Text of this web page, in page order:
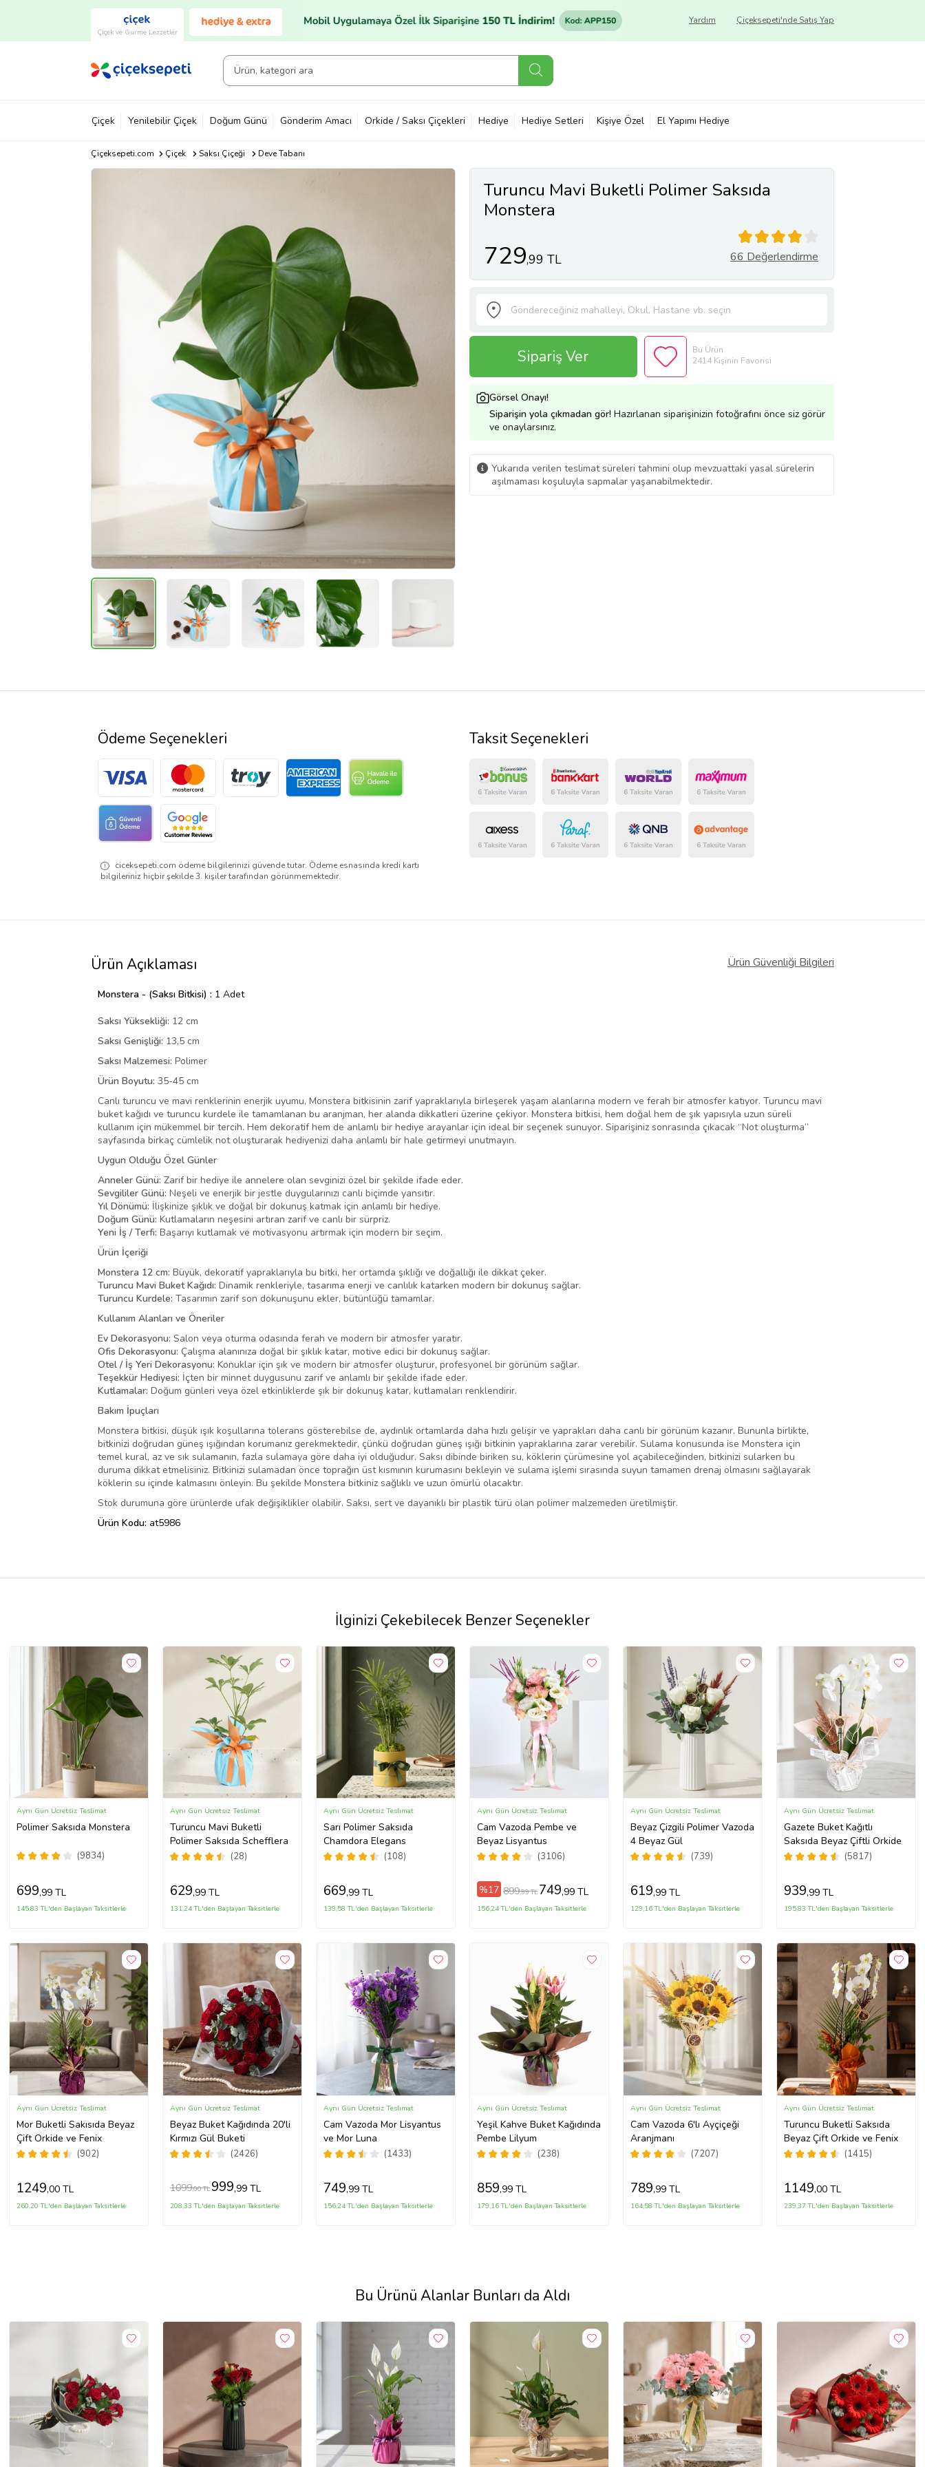
Çiçek ve Gurme Lezzetler
Çiçeksepeti'nde Satış Yap
Yardım
Çiçek Yenilebilir Çiçek Doğum Günü Gönderim Amacı Orkide / Saksı Çiçekleri Hediye Hediye Setleri Kişiye Özel El Yapımı Hediye
Çiçeksepeti.com Çiçek Saksı Çiçeği Deve Tabanı
Turuncu Mavi Buketli Polimer Saksıda
Monstera
729,99 TL 66 Değerlendirme
Sipariş Ver
Bu Ürün
2414 Kişinin Favorisi
Görsel Onayı!
Siparişin yola çıkmadan gör! Hazırlanan siparişinizin fotoğrafını önce siz görür
ve onaylarsınız.
Yukarıda verilen teslimat süreleri tahmini olup mevzuattaki yasal sürelerin
aşılmaması koşuluyla sapmalar yaşanabilmektedir.
Ödeme Seçenekleri
ciceksepeti.com ödeme bilgilerinizi güvende tutar. Ödeme esnasında kredi kartı
bilgileriniz hiçbir şekilde 3. kişiler tarafından görünmemektedir.
Taksit Seçenekleri
Ürün Açıklaması Ürün Güvenliği Bilgileri
Monstera - (Saksı Bitkisi) : 1 Adet
Saksı Yüksekliği: 12 cm
Saksı Genişliği: 13,5 cm
Saksı Malzemesi: Polimer
Ürün Boyutu: 35-45 cm
Canlı turuncu ve mavi renklerinin enerjik uyumu, Monstera bitkisinin zarif yapraklarıyla birleşerek yaşam alanlarına modern ve ferah bir atmosfer katıyor. Turuncu mavi
buket kağıdı ve turuncu kurdele ile tamamlanan bu aranjman, her alanda dikkatleri üzerine çekiyor. Monstera bitkisi, hem doğal hem de şık yapısıyla uzun süreli
kullanım için mükemmel bir tercih. Hem dekoratif hem de anlamlı bir hediye arayanlar için ideal bir seçenek sunuyor. Siparişiniz sonrasında çıkacak “Not oluşturma”
sayfasında birkaç cümlelik not oluşturarak hediyenizi daha anlamlı bir hale getirmeyi unutmayın.
Uygun Olduğu Özel Günler
Anneler Günü: Zarif bir hediye ile annelere olan sevginizi özel bir şekilde ifade eder.
Sevgililer Günü: Neşeli ve enerjik bir jestle duygularınızı canlı biçimde yansıtır.
Yıl Dönümü: İlişkinize şıklık ve doğal bir dokunuş katmak için anlamlı bir hediye.
Doğum Günü: Kutlamaların neşesini artıran zarif ve canlı bir sürpriz.
Yeni İş / Terfi: Başarıyı kutlamak ve motivasyonu artırmak için modern bir seçim.
Ürün İçeriği
Monstera 12 cm: Büyük, dekoratif yapraklarıyla bu bitki, her ortamda şıklığı ve doğallığı ile dikkat çeker.
Turuncu Mavi Buket Kağıdı: Dinamik renkleriyle, tasarıma enerji ve canlılık katarken modern bir dokunuş sağlar.
Turuncu Kurdele: Tasarımın zarif son dokunuşunu ekler, bütünlüğü tamamlar.
Kullanım Alanları ve Öneriler
Ev Dekorasyonu: Salon veya oturma odasında ferah ve modern bir atmosfer yaratır.
Ofis Dekorasyonu: Çalışma alanınıza doğal bir şıklık katar, motive edici bir dokunuş sağlar.
Otel / İş Yeri Dekorasyonu: Konuklar için şık ve modern bir atmosfer oluşturur, profesyonel bir görünüm sağlar.
Teşekkür Hediyesi: İçten bir minnet duygusunu zarif ve anlamlı bir şekilde ifade eder.
Kutlamalar: Doğum günleri veya özel etkinliklerde şık bir dokunuş katar, kutlamaları renklendirir.
Bakım İpuçları
Monstera bitkisi, düşük ışık koşullarına tolerans gösterebilse de, aydınlık ortamlarda daha hızlı gelişir ve yaprakları daha canlı bir görünüm kazanır. Bununla birlikte,
bitkinizi doğrudan güneş ışığından korumanız gerekmektedir, çünkü doğrudan güneş ışığı bitkinin yapraklarına zarar verebilir. Sulama konusunda ise Monstera için
temel kural, az ve sık sulamanın, fazla sulamaya göre daha iyi olduğudur. Saksı dibinde biriken su, köklerin çürümesine yol açabileceğinden, bitkinizi sularken bu
duruma dikkat etmelisiniz. Bitkinizi sulamadan önce toprağın üst kısmının kurumasını bekleyin ve sulama işlemi sırasında suyun tamamen drenaj olmasını sağlayarak
köklerin su içinde kalmasını önleyin. Bu şekilde Monstera bitkiniz sağlıklı ve uzun ömürlü olacaktır.
Stok durumuna göre ürünlerde ufak değişiklikler olabilir. Saksı, sert ve dayanıklı bir plastik türü olan polimer malzemeden üretilmiştir.
Ürün Kodu: at5986
İlginizi Çekebilecek Benzer Seçenekler
Polimer Saksıda Monstera
(9834)
Aynı Gün Ücretsiz Teslimat
699,99 TL
145,83 TL'den Başlayan Taksitlerle
Turuncu Mavi Buketli
Polimer Saksıda Schefflera
(28)
Aynı Gün Ücretsiz Teslimat
629,99 TL
131,24 TL'den Başlayan Taksitlerle
Sarı Polimer Saksıda
Chamdora Elegans
(108)
Aynı Gün Ücretsiz Teslimat
669,99 TL
139,58 TL'den Başlayan Taksitlerle
Cam Vazoda Pembe ve
Beyaz Lisyantus
(3106)
Aynı Gün Ücretsiz Teslimat
%17 899,99 TL 749,99 TL
156,24 TL'den Başlayan Taksitlerle
Beyaz Çizgili Polimer Vazoda
4 Beyaz Gül
(739)
Aynı Gün Ücretsiz Teslimat
619,99 TL
129,16 TL'den Başlayan Taksitlerle
Gazete Buket Kağıtlı
Saksıda Beyaz Çiftli Orkide
(5817)
Aynı Gün Ücretsiz Teslimat
939,99 TL
195,83 TL'den Başlayan Taksitlerle
Mor Buketli Sakısıda Beyaz
Çift Orkide ve Fenix
(902)
Aynı Gün Ücretsiz Teslimat
1249,00 TL
260,20 TL'den Başlayan Taksitlerle
Beyaz Buket Kağıdında 20'li
Kırmızı Gül Buketi
(2426)
Aynı Gün Ücretsiz Teslimat
1099,00 TL 999,99 TL
208,33 TL'den Başlayan Taksitlerle
Cam Vazoda Mor Lisyantus
ve Mor Luna
(1433)
Aynı Gün Ücretsiz Teslimat
749,99 TL
156,24 TL'den Başlayan Taksitlerle
Yeşil Kahve Buket Kağıdında
Pembe Lilyum
(238)
Aynı Gün Ücretsiz Teslimat
859,99 TL
179,16 TL'den Başlayan Taksitlerle
Cam Vazoda 6'lı Ayçiçeği
Aranjmanı
(7207)
Aynı Gün Ücretsiz Teslimat
789,99 TL
164,58 TL'den Başlayan Taksitlerle
Turuncu Buketli Saksıda
Beyaz Çift Orkide ve Fenix
(1415)
Aynı Gün Ücretsiz Teslimat
1149,00 TL
239,37 TL'den Başlayan Taksitlerle
Bu Ürünü Alanlar Bunları da Aldı